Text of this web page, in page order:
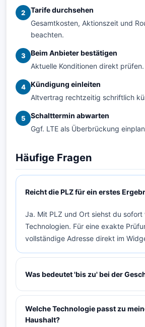
2
Tarife durchsehen
Gesamtkosten, Aktionszeit und
beachten.
3
Beim Anbieter bestätigen
Aktuelle Konditionen direkt prüfen.
4
Kündigung einleiten
Altvertrag rechtzeitig schriftlich
5
Schalttermin abwarten
Ggf. LTE als Überbrückung
Häufige Fragen
Reicht die PLZ für ein erstes
Ja. Mit PLZ und Ort siehst du
Technologien. Für eine exakte
vollständige Adresse direkt im
Was bedeutet 'bis zu' bei der
Welche Technologie passt zu
Haushalt?